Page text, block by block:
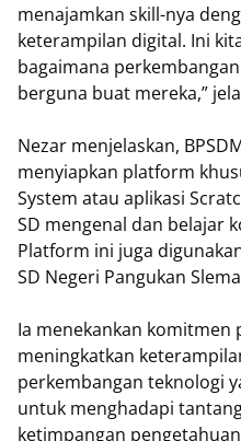
menajamkan skill-nya
keterampilan digital. Ini
bagaimana
berguna buat mereka,”
Nezar menjelaskan,
menyiapkan platform
System atau aplikasi
SD mengenal dan belajar
Platform ini juga
SD Negeri Pangukan
Ia menekankan komitmen
meningkatkan
perkembangan teknologi
untuk menghadapi
ketimpangan